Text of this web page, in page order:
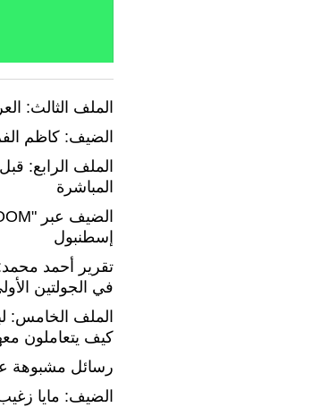
الملف الثالث:
الضيف: كاظم
الملف الرابع:
المباشرة
إسطنبول
تقرير أحمد
في الجولتين
الملف الخامس:
كيف يتعاملون
رسائل مشبوهة
الضيف: مايا